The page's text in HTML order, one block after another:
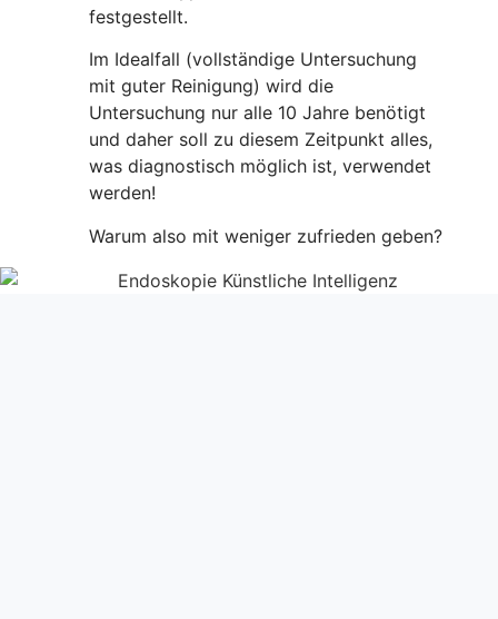
festgestellt.
Im Idealfall (vollständige Untersuchung
mit guter Reinigung) wird die
Untersuchung nur alle 10 Jahre benötigt
und daher soll zu diesem Zeitpunkt alles,
was diagnostisch möglich ist, verwendet
werden!
Warum also mit weniger zufrieden geben?